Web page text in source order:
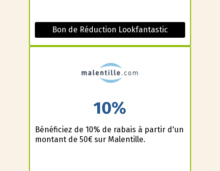
Bon de Réduction Lookfantastic
10%
Bénéficiez de 10% de rabais à partir d'un
montant de 50€ sur Malentille.